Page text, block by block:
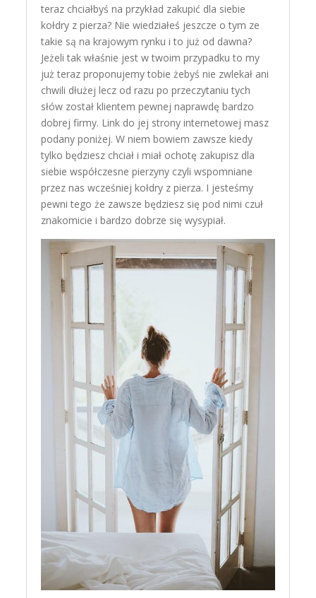
teraz chciałbyś na przykład zakupić dla siebie
kołdry z pierza? Nie wiedziałeś jeszcze o tym ze
takie są na krajowym rynku i to już od dawna?
Jeżeli tak właśnie jest w twoim przypadku to my
już teraz proponujemy tobie żebyś nie zwlekał ani
chwili dłużej lecz od razu po przeczytaniu tych
słów został klientem pewnej naprawdę bardzo
dobrej firmy. Link do jej strony internetowej masz
podany poniżej. W niem bowiem zawsze kiedy
tylko będziesz chciał i miał ochotę zakupisz dla
siebie współczesne pierzyny czyli wspomniane
przez nas wcześniej kołdry z pierza. I jesteśmy
pewni tego że zawsze będziesz się pod nimi czuł
znakomicie i bardzo dobrze się wysypiał.